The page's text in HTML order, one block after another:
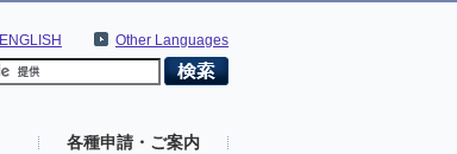
Other Languages
ENGLISH
各種申請・ご案内